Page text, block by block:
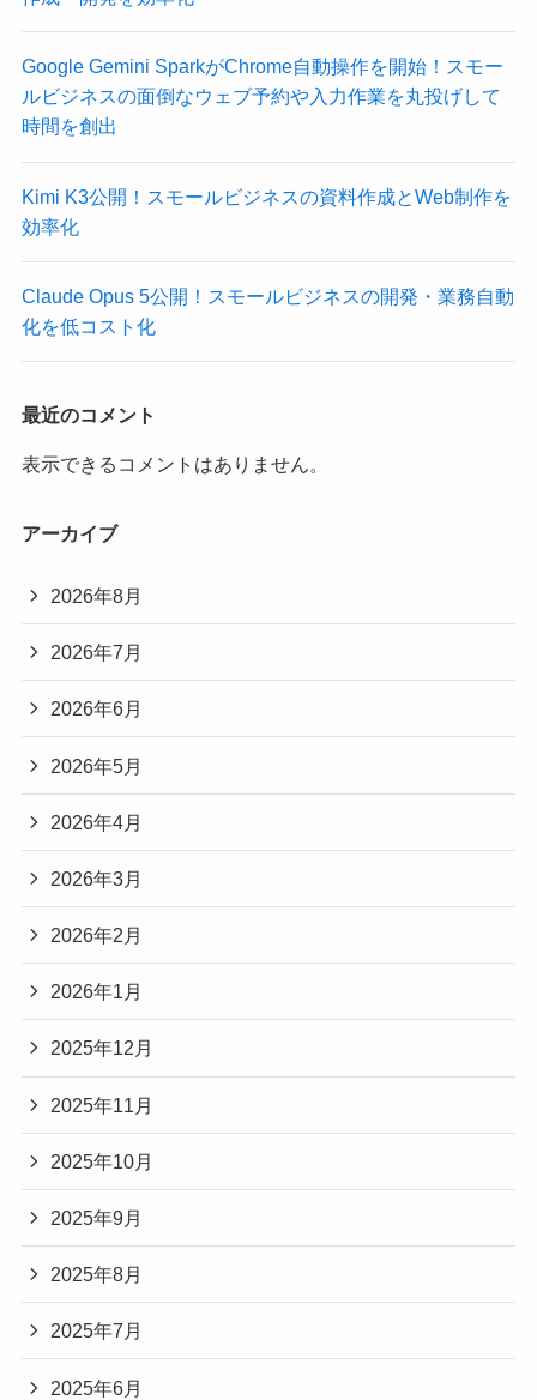
Google Gemini SparkがChrome自動操作を開始！スモー
ルビジネスの面倒なウェブ予約や入力作業を丸投げして
時間を創出
Kimi K3公開！スモールビジネスの資料作成とWeb制作を
効率化
Claude Opus 5公開！スモールビジネスの開発・業務自動
化を低コスト化
最近のコメント
表示できるコメントはありません。
アーカイブ
2026年8月
2026年7月
2026年6月
2026年5月
2026年4月
2026年3月
2026年2月
2026年1月
2025年12月
2025年11月
2025年10月
2025年9月
2025年8月
2025年7月
2025年6月